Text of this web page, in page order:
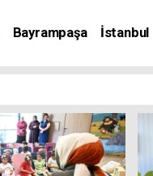
Bayrampaşa İstanbul